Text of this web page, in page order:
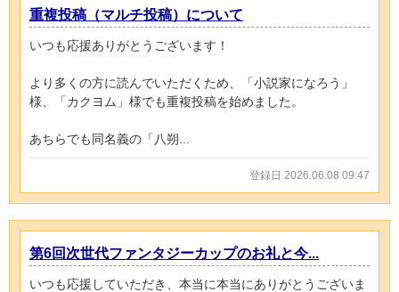
重複投稿（マルチ投稿）について
いつも応援ありがとうございます！
より多くの方に読んでいただくため、「小説家になろう」
様、「カクヨム」様でも重複投稿を始めました。
あちらでも同名義の「八朔...
登録日 2026.06.08 09:47
第6回次世代ファンタジーカップのお礼と今...
いつも応援していただき、本当に本当にありがとうございま